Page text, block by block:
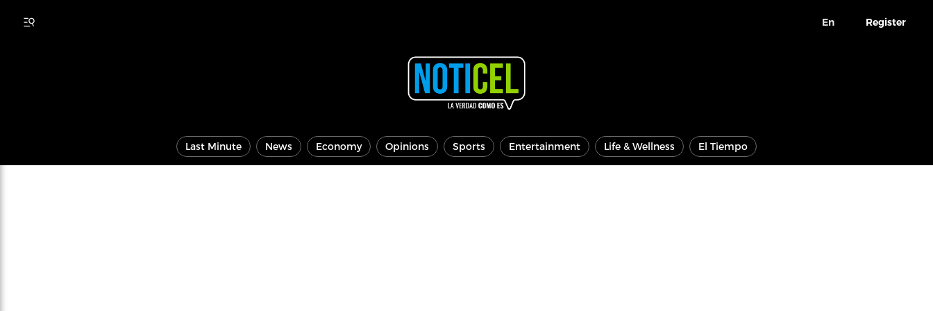
En Register
Last Minute News Economy Opinions Sports Entertainment Life & Wellness El Tiempo